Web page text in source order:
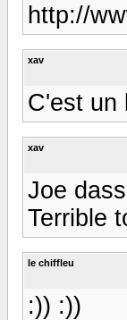
http://
xav
C'est un
xav
Joe
Terrible
le chiffleu
:)) :))